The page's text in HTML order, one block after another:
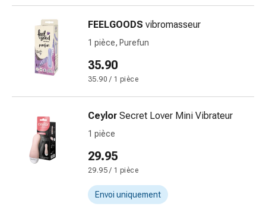
de
pansements
adhésifs
Traitement
pour
Bandes
fermeture
FEELGOODS vibromasseur
1 pièce, Purefun
35.90
35.90 / 1 pièce
Ceylor Secret Lover Mini Vibrateur
1 pièce
29.95
29.95 / 1 pièce
Envoi uniquement